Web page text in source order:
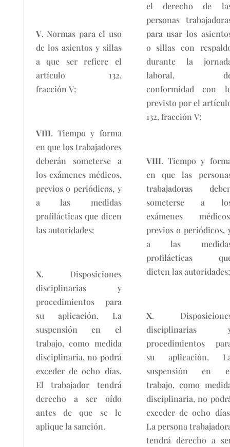
V. Normas para el uso
de los asientos y sillas
a que ser refiere el
artículo 132,
fracción V;
VIII. Tiempo y forma
en que los trabajadores
deberán someterse a
los exámenes médicos,
previos o periódicos, y
a las medidas
profilácticas que dicen
las autoridades;
X. Disposiciones
disciplinarias y
procedimientos para
su aplicación. La
suspensión en el
trabajo, como medida
disciplinaria, no podrá
exceder de ocho días.
El trabajador tendrá
derecho a ser oído
antes de que se le
aplique la sanción.
el derecho de
personas
para usar los
o sillas con
durante la
laboral,
conformidad con
previsto por el
132, fracción V;
VIII. Tiempo y
en que las
trabajadoras
someterse a
exámenes
previos o periódicos,
a las
profilácticas
dicten las autoridades;
X.
disciplinarias
procedimientos
su aplicación.
suspensión en
trabajo, como
disciplinaria, no
exceder de ocho
La persona
tendrá derecho a